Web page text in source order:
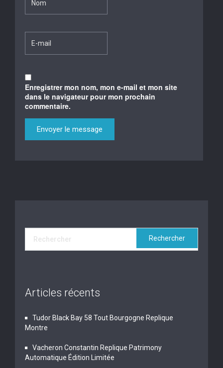
Enregistrer mon nom, mon e-mail et mon site
dans le navigateur pour mon prochain
commentaire.
Articles récents
Tudor Black Bay 58 Tout Bourgogne Replique
Montre
Vacheron Constantin Replique Patrimony
Automatique Édition Limitée